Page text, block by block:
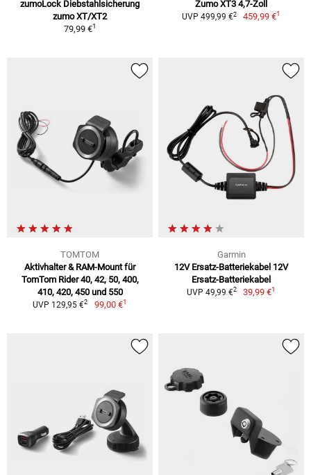
zumoLock Diebstahlsicherung
zumo XT/XT2
79,99 €1
Zumo XT3 4,7-Zoll
UVP 499,99 €2 459,99 €1
TOMTOM
Aktivhalter & RAM-Mount für
TomTom Rider 40, 42, 50, 400,
410, 420, 450 und 550
UVP 129,95 €2 99,00 €1
Garmin
12V Ersatz-Batteriekabel 12V
Ersatz-Batteriekabel
UVP 49,99 €2 39,99 €1